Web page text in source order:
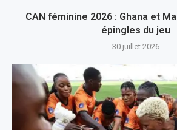
CAN féminine 2026 : Ghana et
épingles du jeu
30 juillet 2026